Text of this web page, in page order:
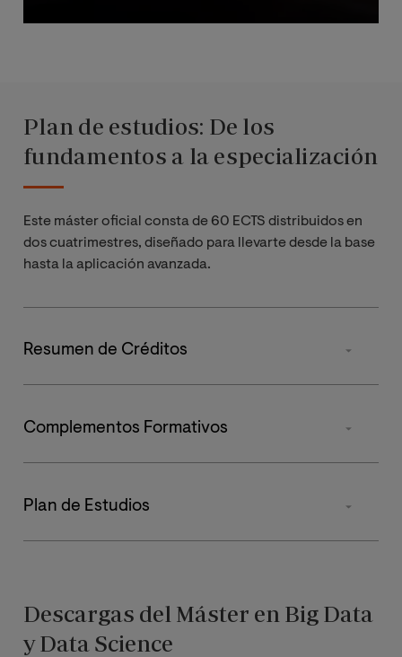
Plan de estudios: De los
fundamentos a la especialización
Este máster oficial consta de 60 ECTS distribuidos en
dos cuatrimestres, diseñado para llevarte desde la base
hasta la aplicación avanzada.
Resumen de Créditos
Optativas
Complementos Formativos
Programación
Herramientas de Estadística
Plan de Estudios
de la
tecnología Big
Descargas del Máster en Big Data
y Data Science